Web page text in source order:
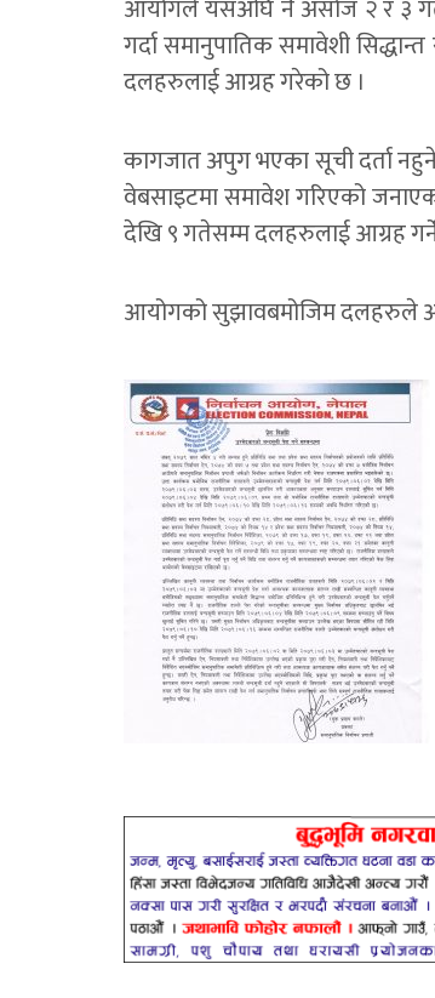
आयोगले यसअघि नै असोज २ र ३
गर्दा समानुपातिक समावेशी
दलहरुलाई आग्रह गरेको छ ।
कागजात अपुग भएका सूची दर्ता
वेबसाइटमा समावेश गरिएको
देखि ९ गतेसम्म दलहरुलाई आग्रह
आयोगको सुझावबमोजिम दलहरुले